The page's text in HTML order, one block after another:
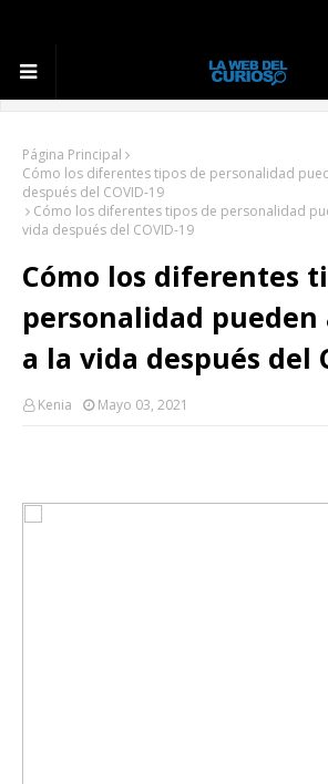
Página Principal
Cómo los diferentes tipos de personalidad
después del COVID-19
Cómo los diferentes tipos de personalidad
vida después del COVID-19
Cómo los diferentes
personalidad pueden
a la vida después del
Kenia Mayo 03, 2021